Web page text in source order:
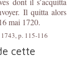
Il quitta alors
mai 1720.
1743, p. 115-116
cette